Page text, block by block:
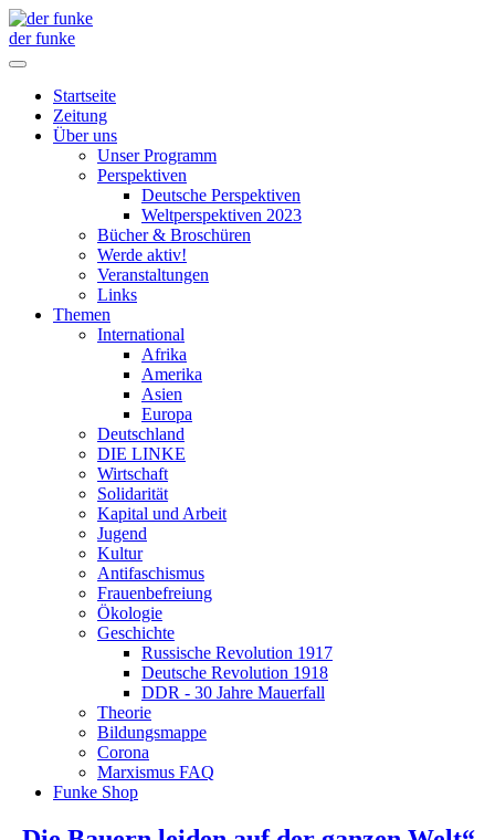
der funke
Startseite
Zeitung
Über uns
Unser Programm
Perspektiven
Deutsche Perspektiven
Weltperspektiven 2023
Bücher & Broschüren
Werde aktiv!
Veranstaltungen
Links
Themen
International
Afrika
Amerika
Asien
Europa
Deutschland
DIE LINKE
Wirtschaft
Solidarität
Kapital und Arbeit
Jugend
Kultur
Antifaschismus
Frauenbefreiung
Ökologie
Geschichte
Russische Revolution 1917
Deutsche Revolution 1918
DDR - 30 Jahre Mauerfall
Theorie
Bildungsmappe
Corona
Marxismus FAQ
Funke Shop